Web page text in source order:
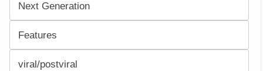
Next Generation
Features
viral/postviral